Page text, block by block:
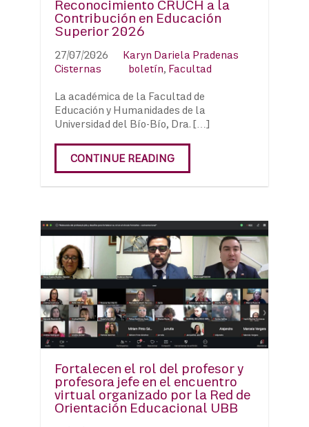
Reconocimiento CRUCH a la
Contribución en Educación
Superior 2026
27/07/2026
Karyn Dariela Pradenas
Cisternas
boletín, Facultad
La académica de la Facultad de
Educación y Humanidades de la
Universidad del Bío-Bío, Dra. […]
CONTINUE READING
Fortalecen el rol del profesor y
profesora jefe en el encuentro
virtual organizado por la Red de
Orientación Educacional UBB